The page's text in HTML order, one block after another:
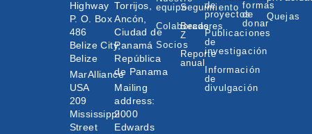
Highway
P. O. Box
486
Belize City,
Belize
MarAlliance
USA
209
Mississippi
Street
Torrijos,
Ancón,
Ciudad de
Panamá
República
de Panama
Mailing
address:
2000
Edwards
equipo
Colaboradores
Socios
Seguimiento
Becas
Z
Reporte
anual
de
proyectos
Publicaciones
de
investigación
Información
de
divulgación
formas
de
donar
Quejas